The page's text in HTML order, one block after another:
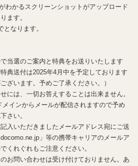
わかるスクリーンショットがアップロード
ます。
なります。
当選のご案内と特典をお送りいたします
典送付は2025年4月中を予定しております
ざいます。予めご了承ください。）
には、一切お答えすることは出来ません。
インからメールが配信されますので予め
さい。
入いただきましたメールアドレス宛にご送
」等の携帯キャリアのメールア
くれぐれもご注意ください。
お問い合わせは受け付けておりません。あ